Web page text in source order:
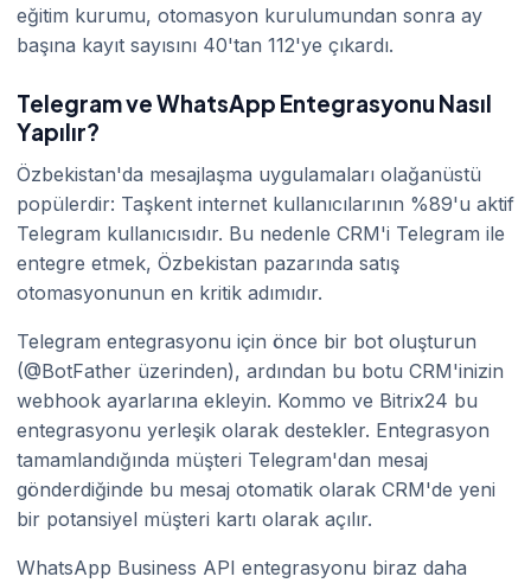
eğitim kurumu, otomasyon kurulumundan sonra ay
başına kayıt sayısını 40'tan 112'ye çıkardı.
Telegram ve WhatsApp Entegrasyonu Nasıl
Yapılır?
Özbekistan'da mesajlaşma uygulamaları olağanüstü
popülerdir: Taşkent internet kullanıcılarının %89'u aktif
Telegram kullanıcısıdır. Bu nedenle CRM'i Telegram ile
entegre etmek, Özbekistan pazarında satış
otomasyonunun en kritik adımıdır.
Telegram entegrasyonu için önce bir bot oluşturun
(@BotFather üzerinden), ardından bu botu CRM'inizin
webhook ayarlarına ekleyin. Kommo ve Bitrix24 bu
entegrasyonu yerleşik olarak destekler. Entegrasyon
tamamlandığında müşteri Telegram'dan mesaj
gönderdiğinde bu mesaj otomatik olarak CRM'de yeni
bir potansiyel müşteri kartı olarak açılır.
WhatsApp Business API entegrasyonu biraz daha